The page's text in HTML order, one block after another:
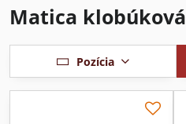
Matica klobúková
Pozícia